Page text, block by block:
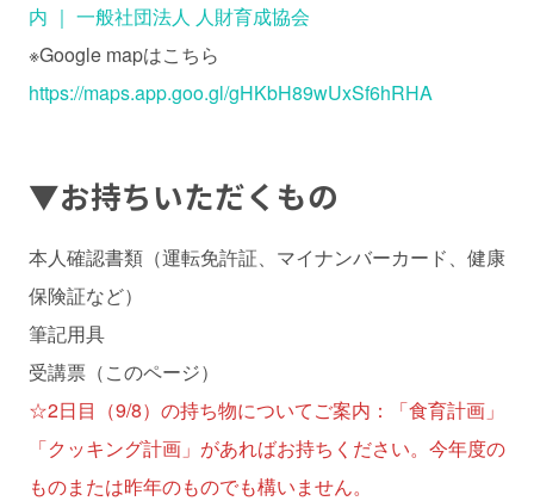
内 ｜ 一般社団法人 人財育成協会
※Google mapはこちら
https://maps.app.goo.gl/gHKbH89wUxSf6hRHA
▼お持ちいただくもの
本人確認書類（運転免許証、マイナンバーカード、健康
保険証など）
筆記用具
受講票（このページ）
☆2日目（9/8）の持ち物についてご案内：「食育計画」
「クッキング計画」があればお持ちください。今年度の
ものまたは昨年のものでも構いません。